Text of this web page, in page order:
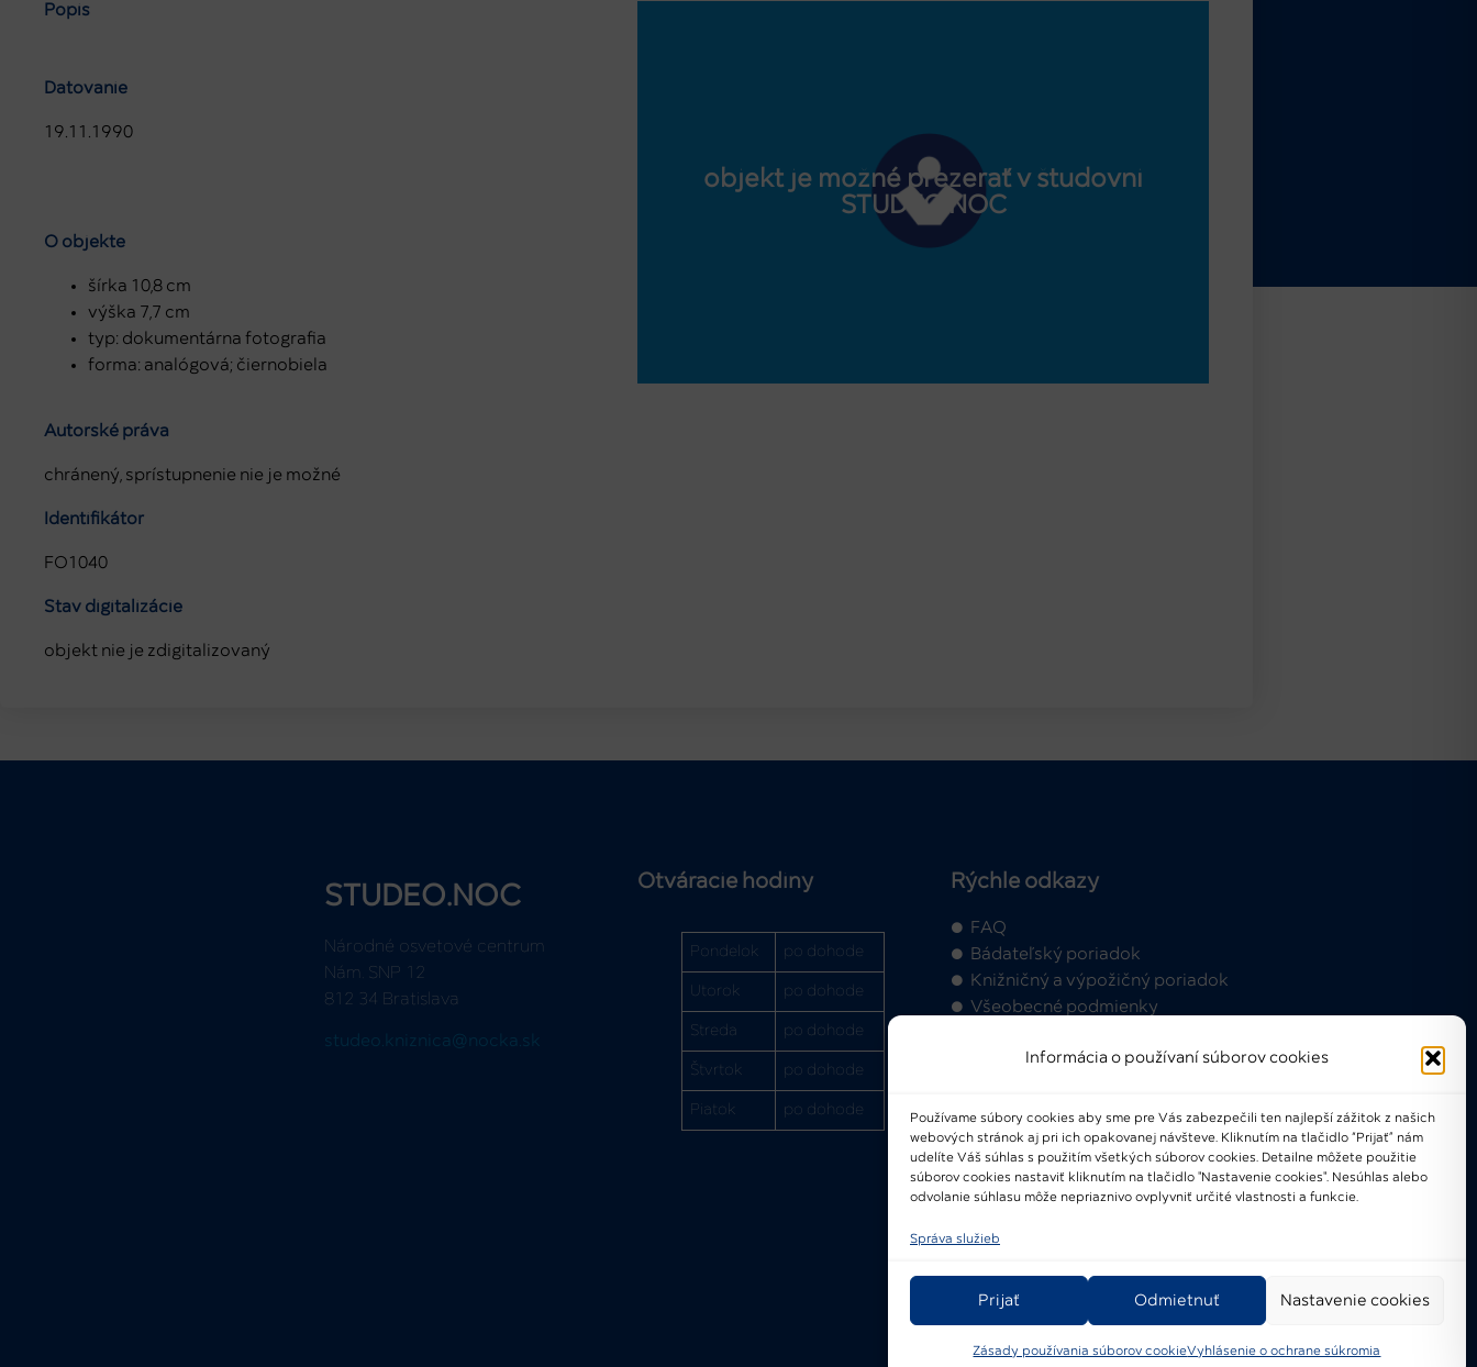
Informácia o používaní súborov cookies
Používame súbory cookies aby sme pre Vás zabezpečili ten najlepší zážitok z našich
webových stránok aj pri ich opakovanej návšteve. Kliknutím na tlačidlo “Prijať” nám
udelíte Váš súhlas s použitím všetkých súborov cookies. Detailne môžete použitie
súborov cookies nastaviť kliknutím na tlačidlo "Nastavenie cookies". Nesúhlas alebo
odvolanie súhlasu môže nepriaznivo ovplyvniť určité vlastnosti a funkcie.
Správa služieb
Prijať Odmietnuť Nastavenie cookies
Zásady používania súborov cookieVyhlásenie o ochrane súkromia
Popis
Datovanie
19.11.1990
O objekte
šírka 10,8 cm
výška 7,7 cm
typ: dokumentárna fotografia
forma: analógová; čiernobiela
Autorské práva
chránený, sprístupnenie nie je možné
Identifikátor
FO1040
Stav digitalizácie
objekt nie je zdigitalizovaný
objekt je možné prezerať v študovni
STUDEO.NOC
STUDEO.NOC
Národné osvetové centrum
Nám. SNP 12
812 34 Bratislava
studeo.kniznica@nocka.sk
Otváracie hodiny
Pondelok po dohode
Utorok po dohode
Streda po dohode
Štvrtok po dohode
Piatok po dohode
Rýchle odkazy
FAQ
Bádateľský poriadok
Knižničný a výpožičný poriadok
Všeobecné podmienky
2021-2024 © Národné osvetové
centrum